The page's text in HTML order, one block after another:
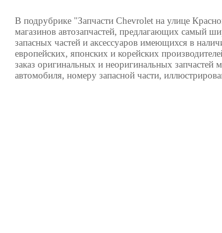
В подрубрике "Запчасти Chevrolet на улице
магазинов автозапчастей, предлагающих самый
запасных частей и аксессуаров имеющихся в
европейских, японских и корейских
заказ оригинальных и неоригинальных
автомобиля, номеру запасной части,